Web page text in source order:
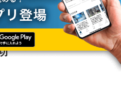
ス
加で熱電変換効率の向上に成功
料への水素添加で熱電